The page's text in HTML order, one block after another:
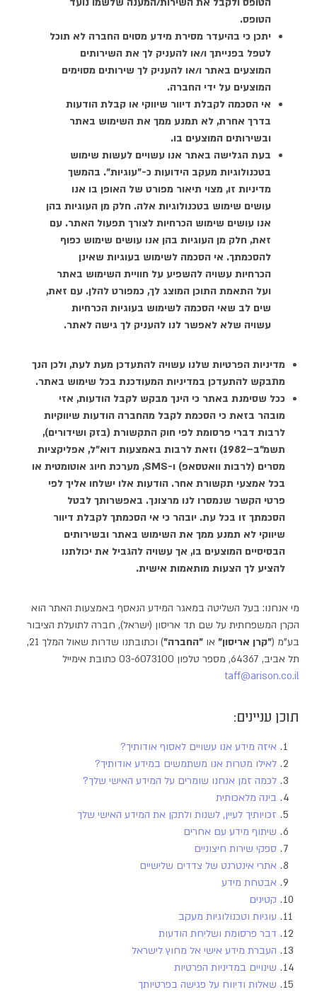
הטופס.
יתכן כי בהיעדר מסירת מידע מסוים החברה לא תוכל
לטפל בפנייתך ו/או להעניק לך את השירותים
המוצעים באתר ו/או להעניק לך שירותים מסוימים
המוצעים על ידי החברה.
אי הסכמה לקבלת דיוור שיווקי או קבלת הודעות
בדרך אחרת, לא תמנע ממך את השימוש באתר
ובשירותים המוצעים בו.
בעת הגלישה באתר אנו עשויים לעשות שימוש
בטכנולוגיות מעקב הידועות כ-״עוגיות״. בהמשך
מדיניות זו, מצוי תיאור מפורט של האופן בו אנו
עושים שימוש בטכנולוגיות אלה. חלק מן העוגיות בהן
אנו עושים שימוש הכרחיות לצורך תפעול האתר. עם
זאת, חלק מן העוגיות בהן אנו עושים שימוש כפוף
להסכמתך. אי הסכמה לשימוש בעוגיות שאינן
הכרחיות עשויה להשפיע על חוויית השימוש באתר
ועל התאמת התוכן המוצג לך, כמפורט להלן. עם זאת,
שים לב שאי הסכמה לשימוש בעוגיות הכרחיות
עשויה שלא לאפשר לנו להעניק לך גישה לאתר.
מדיניות הפרטיות שלנו עשויה להתעדכן מעת לעת, ולכן הנך
מתבקש להתעדכן במדיניות המעודכנת בכל שימוש באתר.
ככל שסימנת באתר כי הינך מבקש לקבל הודעות, אזי
מובהר בזאת כי הסכמת לקבל מהחברה הודעות שיווקיות
לרבות דברי פרסומת לפי חוק התקשורת (בזק ושידורים),
תשמ"ב–1982) וזאת לרבות באמצעות דוא"ל, אפליקציות
מסרים (לרבות וואטסאפ) ו-SMS, מערכת חיוג אוטומטית או
בכל אמצעי תקשורת אחר. הודעות אלו ישלחו אליך לפי
פרטי הקשר שנמסרו לנו מרצונך. באפשרותך לבטל
הסכמתך זו בכל עת. יובהר כי אי הסכמתך לקבלת דיוור
שיווקי לא תמנע ממך את השימוש באתר ובשירותים
הבסיסיים המוצעים בו, אך עשויה להגביל את יכולתנו
להציע לך הצעות מותאמות אישית.
מי אנחנו: בעל השליטה במאגר המידע הנאסף באמצעות האתר הוא
הקרן המשפחתית על שם תד אריסון (ישראל), חברה לתועלת הציבור
בע"מ ("קרן אריסון" או "החברה")
וכתובתנו שדרות שאול המלך 21,
תל אביב, 64367, מספר טלפון 03-6073100 כתובת אימייל
taff@arison.co.il
תוכן עניינים:
איזה מידע אנו עשויים לאסוף אודותיך?
לאילו מטרות אנו משתמשים במידע אודותיך?
לכמה זמן אנחנו שומרים על המידע האישי שלך?
בינה מלאכותית
זכויותיך לעיין, לשנות ולתקן את המידע האישי שלך
שיתוף מידע עם אחרים
ספקי שירות חיצוניים
אתרי אינטרנט של צדדים שלישיים
אבטחת מידע
קטינים
עוגיות וטכנולוגיות מעקב
דבר פרסומת ושליחת הודעות
העברת מידע אישי אל מחוץ לישראל
שינויים במדיניות הפרטיות
שאלות ודיווח על פגישה בפרטיותך